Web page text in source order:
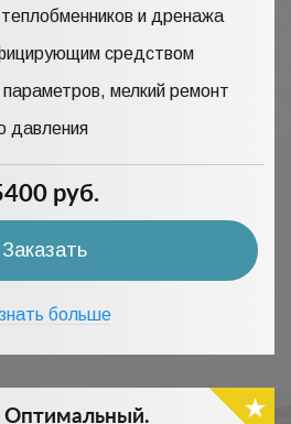
и дренажа
средством
мелкий ремонт
давления
руб.
Заказать
больше
Оптимальный.